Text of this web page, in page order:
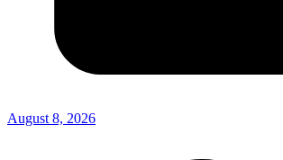
August 8, 2026